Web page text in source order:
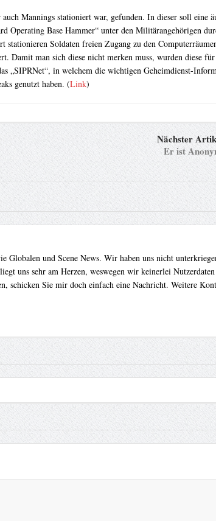
Mannings stationiert war, gefunden. In dieser soll eine
Operating Base Hammer“ unter den Militärangehörigen
stationieren Soldaten freien Zugang zu den
Damit man sich diese nicht merken muss, wurden diese
in welchem die wichtigen Geheimdienst-
genutzt haben. (Link)
Nächster
Er ist
und Scene News. Wir haben uns nicht
uns sehr am Herzen, weswegen wir keinerlei
schicken Sie mir doch einfach eine Nachricht. Weitere